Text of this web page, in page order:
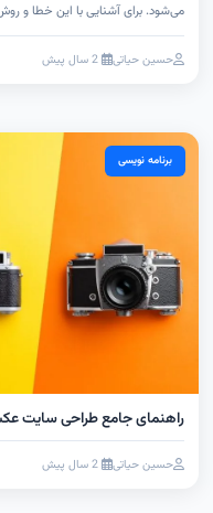
می‌شود. برای آشنایی با این خطا و
حسین حیاتی 2 سال پیش
برنامه نویسی
راهنمای جامع طراحی سایت
حسین حیاتی 2 سال پیش